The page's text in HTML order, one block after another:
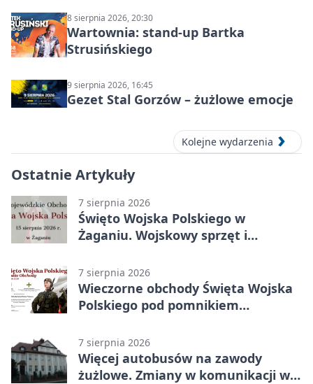
8 sierpnia 2026, 20:30
Wartownia: stand-up Bartka
Strusińskiego
9 sierpnia 2026, 16:45
Gezet Stal Gorzów – żużlowe emocje
Kolejne wydarzenia
Ostatnie Artykuły
7 sierpnia 2026
Święto Wojska Polskiego w
Żaganiu. Wojskowy sprzęt i
7 sierpnia 2026
Wieczorne obchody Święta Wojska
Polskiego pod pomnikiem
7 sierpnia 2026
Więcej autobusów na zawody
żużlowe. Zmiany w komunikacji w